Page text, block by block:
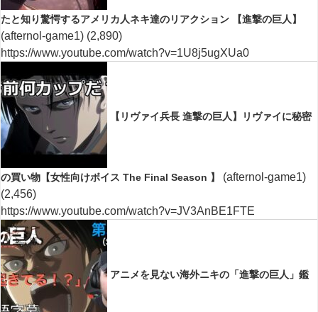
たと知り驚愕するアメリカ人ネキ達のリアクション 【進撃の巨人】
(afternol-game1) (2,890)
https://www.youtube.com/watch?v=1U8j5ugXUa0
【リヴァイ兵長 進撃の巨人】リヴァイに秘密
の買い物【女性向けボイス The Final Season 】
(afternol-game1)
(2,456)
https://www.youtube.com/watch?v=JV3AnBE1FTE
アニメを見ない海外ニキの「進撃の巨人」鑑